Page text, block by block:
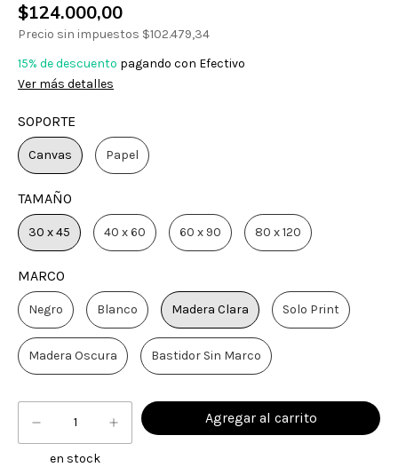
$124.000,00
Precio sin impuestos $102.479,34
15% de descuento pagando con Efectivo
Ver más detalles
SOPORTE
Canvas Papel
TAMAÑO
30 x 45 40 x 60 60 x 90 80 x 120
MARCO
Negro Blanco Madera Clara Solo Print
Madera Oscura Bastidor Sin Marco
en stock